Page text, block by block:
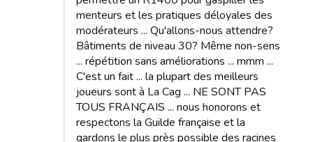
menteurs et les pratiques déloyales des
modérateurs ... Qu'allons-nous attendre?
Bâtiments de niveau 30? Même non-sens
... répétition sans améliorations ... mmm ...
C'est un fait ... la plupart des meilleurs
joueurs sont à La Cag ... NE SONT PAS
TOUS FRANÇAIS ... nous honorons et
respectons la Guilde française et la
gardons le plus près possible des racines